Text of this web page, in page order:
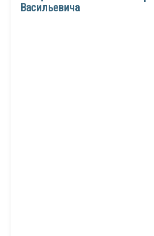
Васильевича